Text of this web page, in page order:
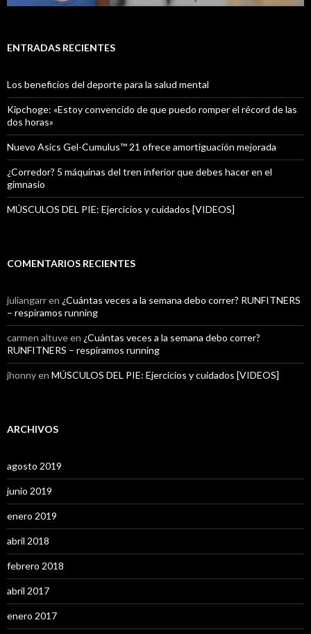
ENTRADAS RECIENTES
Los beneficios del deporte para la salud mental
Kipchoge: «Estoy convencido de que puedo romper el récord de las
dos horas»
Nuevo Asics Gel-Cumulus™ 21 ofrece amortiguación mejorada
¿Corredor? 5 máquinas del tren inferior que debes hacer en el
gimnasio
MÚSCULOS DEL PIE: Ejercicios y cuidados [VIDEOS]
COMENTARIOS RECIENTES
juliangarren ¿Cuántas veces a la semana debo correr? RUNFITNERS
– respiramos running
carmen altuveen ¿Cuántas veces a la semana debo correr?
RUNFITNERS – respiramos running
jhonnyen MÚSCULOS DEL PIE: Ejercicios y cuidados [VIDEOS]
ARCHIVOS
agosto 2019
junio 2019
enero 2019
abril 2018
febrero 2018
abril 2017
enero 2017